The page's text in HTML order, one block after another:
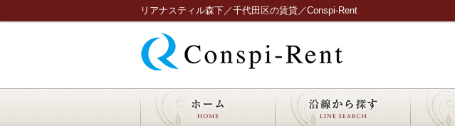
リアナスティル森下／千代田区の賃貸／Conspi-Rent